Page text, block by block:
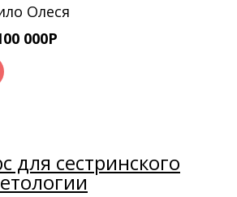
Олеся
000Р
для сестринского